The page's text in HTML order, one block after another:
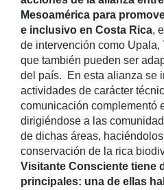
Mesoamérica para
e inclusivo en Costa Rica,
de intervención como Upala,
que también pueden ser
del país. En esta alianza se
actividades de carácter
comunicación complementó
dirigiéndose a las
de dichas áreas,
conservación de la rica
Visitante Consciente tiene
principales: una de ellas